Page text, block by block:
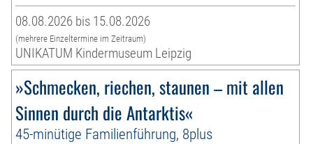
08.08.2026 bis 15.08.2026
(mehrere Einzeltermine im Zeitraum)
UNIKATUM Kindermuseum Leipzig
»Schmecken, riechen, staunen – mit allen
Sinnen durch die Antarktis«
45-minütige Familienführung, 8plus